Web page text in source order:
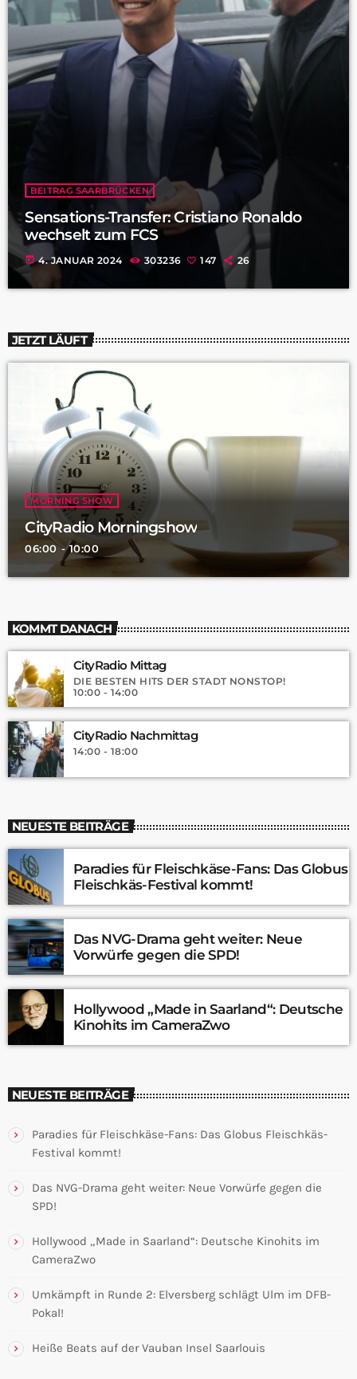
BEITRAG SAARBRÜCKEN
Sensations-Transfer: Cristiano Ronaldo
wechselt zum FCS
today 4. JANUAR 2024 303236 147 26
JETZT LÄUFT
MORNING SHOW
CityRadio Morningshow
06:00 - 10:00
KOMMT DANACH
CityRadio Mittag
DIE BESTEN HITS DER STADT NONSTOP!
10:00 - 14:00
CityRadio Nachmittag
14:00 - 18:00
NEUESTE BEITRÄGE
Paradies für Fleischkäse-Fans: Das Globus
Fleischkäs-Festival kommt!
Das NVG-Drama geht weiter: Neue
Vorwürfe gegen die SPD!
Hollywood „Made in Saarland“: Deutsche
Kinohits im CameraZwo
NEUESTE BEITRÄGE
Paradies für Fleischkäse-Fans: Das Globus Fleischkäs-
Festival kommt!
Das NVG-Drama geht weiter: Neue Vorwürfe gegen die
SPD!
Hollywood „Made in Saarland“: Deutsche Kinohits im
CameraZwo
Umkämpft in Runde 2: Elversberg schlägt Ulm im DFB-
Pokal!
Heiße Beats auf der Vauban Insel Saarlouis